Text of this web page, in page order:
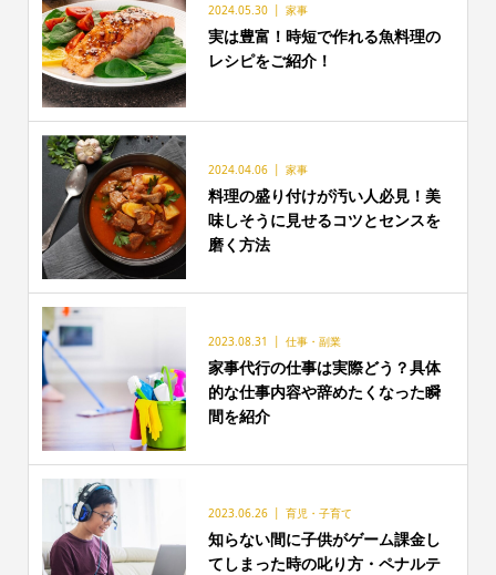
2024.05.30 家事
実は豊富！時短で作れる魚料理の
レシピをご紹介！
2024.04.06 家事
料理の盛り付けが汚い人必見！美
味しそうに見せるコツとセンスを
磨く方法
2023.08.31 仕事・副業
家事代行の仕事は実際どう？具体
的な仕事内容や辞めたくなった瞬
間を紹介
2023.06.26 育児・子育て
知らない間に子供がゲーム課金し
てしまった時の叱り方・ペナルテ